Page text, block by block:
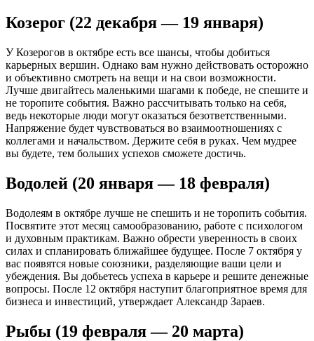
Козерог (22 декабря — 19 января)
У Козерогов в октябре есть все шансы, чтобы добиться
карьерных вершин. Однако вам нужно действовать осторожно
и объективно смотреть на вещи и на свои возможности.
Лучше двигайтесь маленькими шагами к победе, не спешите и
не торопите события. Важно рассчитывать только на себя,
ведь некоторые люди могут оказаться безответственными.
Напряжение будет чувствоваться во взаимоотношениях с
коллегами и начальством. Держите себя в руках. Чем мудрее
вы будете, тем больших успехов сможете достичь.
Водолей (20 января — 18 февраля)
Водолеям в октябре лучше не спешить и не торопить события.
Посвятите этот месяц самообразованию, работе с психологом
и духовным практикам. Важно обрести уверенность в своих
силах и спланировать ближайшее будущее. После 7 октября у
вас появятся новые союзники, разделяющие ваши цели и
убеждения. Вы добьетесь успеха в карьере и решите денежные
вопросы. После 12 октября наступит благоприятное время для
бизнеса и инвестиций, утверждает Александр Зараев.
Рыбы (19 февраля — 20 марта)